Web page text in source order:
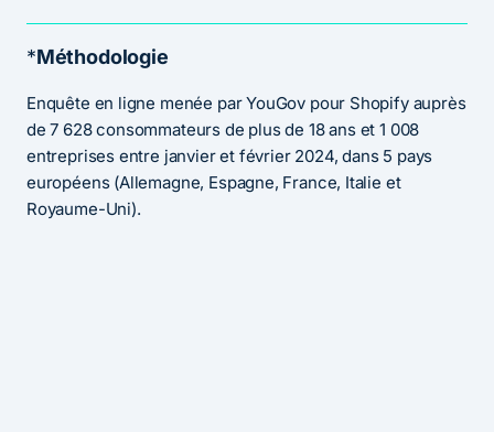
*Méthodologie
Enquête en ligne menée par YouGov pour Shopify auprès
de 7 628 consommateurs de plus de 18 ans et 1 008
entreprises entre janvier et février 2024, dans 5 pays
européens (Allemagne, Espagne, France, Italie et
Royaume-Uni).